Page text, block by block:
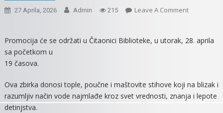
27 Aprila, 2026 Admin 215 Leave A CommentOn
PESAMA
ZNATI”
SLAVKE
Promocija će se održati u Čitaonici Biblioteke, u utorak, 28. aprila
sa početkom u
19 časova.
Ova zbirka donosi tople, poučne i maštovite stihove koji na blizak i
razumljiv način vode najmlađe kroz svet vrednosti, znanja i lepote
detinjstva.